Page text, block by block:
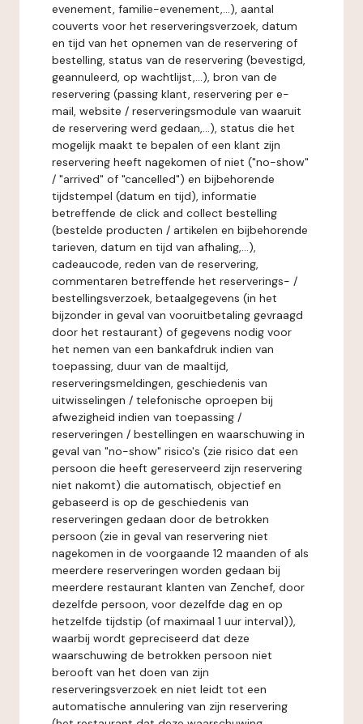
evenement, familie-evenement,...), aantal
couverts voor het reserveringsverzoek, datum
en tijd van het opnemen van de reservering of
bestelling, status van de reservering (bevestigd,
geannuleerd, op wachtlijst,...), bron van de
reservering (passing klant, reservering per e-
mail, website / reserveringsmodule van waaruit
de reservering werd gedaan,...), status die het
mogelijk maakt te bepalen of een klant zijn
reservering heeft nagekomen of niet ("no-show"
/ "arrived" of "cancelled") en bijbehorende
tijdstempel (datum en tijd), informatie
betreffende de click and collect bestelling
(bestelde producten / artikelen en bijbehorende
tarieven, datum en tijd van afhaling,...),
cadeaucode, reden van de reservering,
commentaren betreffende het reserverings- /
bestellingsverzoek, betaalgegevens (in het
bijzonder in geval van vooruitbetaling gevraagd
door het restaurant) of gegevens nodig voor
het nemen van een bankafdruk indien van
toepassing, duur van de maaltijd,
reserveringsmeldingen, geschiedenis van
uitwisselingen / telefonische oproepen bij
afwezigheid indien van toepassing /
reserveringen / bestellingen en waarschuwing in
geval van "no-show" risico's (zie risico dat een
persoon die heeft gereserveerd zijn reservering
niet nakomt) die automatisch, objectief en
gebaseerd is op de geschiedenis van
reserveringen gedaan door de betrokken
persoon (zie in geval van reservering niet
nagekomen in de voorgaande 12 maanden of als
meerdere reserveringen worden gedaan bij
meerdere restaurant klanten van Zenchef, door
dezelfde persoon, voor dezelfde dag en op
hetzelfde tijdstip (of maximaal 1 uur interval)),
waarbij wordt gepreciseerd dat deze
waarschuwing de betrokken persoon niet
berooft van het doen van zijn
reserveringsverzoek en niet leidt tot een
automatische annulering van zijn reservering